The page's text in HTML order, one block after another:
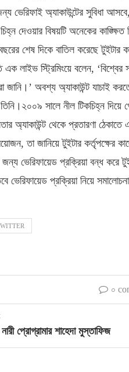
ভেরিফাই অ্যাকাউন্টের সুবিধা
চিহ্ন দেওয়ার বিষয়টি অনেকের
শেষ দিকে বাতিল করেছে টুইটার
এক লাইভ স্ট্রিমিংয়ে বলেন,
জানি।’ অবশ্য অ্যাকাউন্ট যাচাই
তিনি।২০০৯ সালে নীল টিকচিহ্ন
অ্যাকাউন্ট থেকে প্রতারণা
তা জানিয়ে টুইটার
ভেরিফায়েড প্রক্রিয়া বন্ধ করে
ভেরিফায়েড প্রক্রিয়া নিয়ে
০
প্রোগ্রামার শাহেদা মুস্তাফিজ